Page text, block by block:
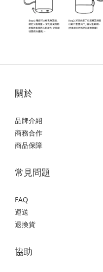
關於
品牌介紹
商務合作
商品保障
常見問題
FAQ
運送
退換貨
協助